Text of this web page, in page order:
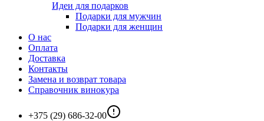
Идеи для подарков
Подарки для мужчин
Подарки для женщин
О нас
Оплата
Доставка
Контакты
Замена и возврат товара
Справочник винокура
+375 (29) 686-32-00